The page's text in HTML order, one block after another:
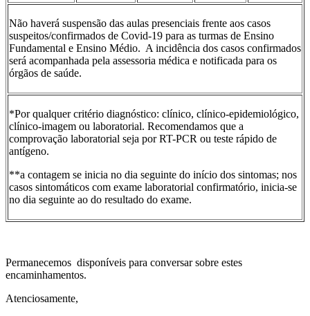
Não haverá suspensão das aulas presenciais frente aos casos
suspeitos/confirmados de Covid-19 para as turmas de Ensino
Fundamental e Ensino Médio. A incidência dos casos confirmados
será acompanhada pela assessoria médica e notificada para os
órgãos de saúde.
*Por qualquer critério diagnóstico: clínico, clínico‐epidemiológico,
clínico‐imagem ou laboratorial. Recomendamos que a
comprovação laboratorial seja por RT-PCR ou teste rápido de
antígeno.
**a contagem se inicia no dia seguinte do início dos sintomas; nos
casos sintomáticos com exame laboratorial confirmatório, inicia‐se
no dia seguinte ao do resultado do exame.
Permanecemos disponíveis para conversar sobre estes
encaminhamentos.
Atenciosamente,